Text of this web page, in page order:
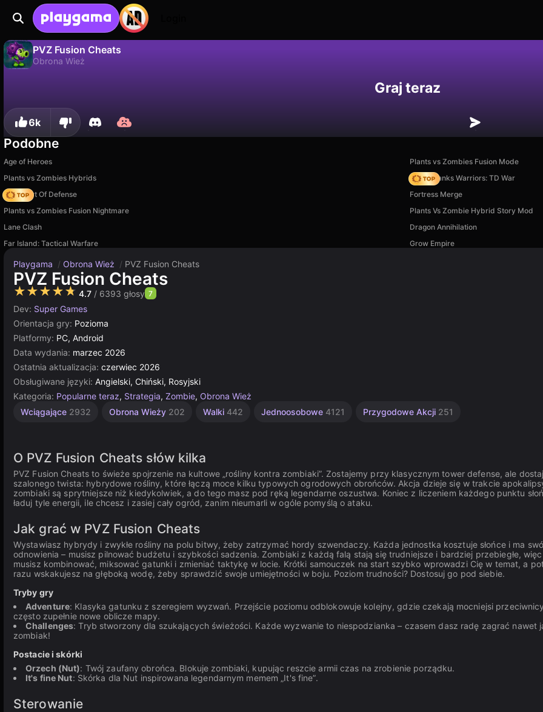
PVZ Fusion Cheats
Obrona Wież
Graj teraz
6k
Podobne
Age of Heroes
Plants vs Zombies Fusion Mode
Plants vs Zombies Hybrids
Age of Tanks Warriors: TD War
AOD - Art Of Defense
Fortress Merge
Plants vs Zombies Fusion Nightmare
Plants Vs Zombie Hybrid Story Mod
Lane Clash
Dragon Annihilation
Far Island: Tactical Warfare
Grow Empire
Playgama / Obrona Wież / PVZ Fusion Cheats
PVZ Fusion Cheats
★★★★★ 4.7 / 6393 głosy 7
Dev: Super Games
Orientacja gry: Pozioma
Platformy: PC, Android
Data wydania: marzec 2026
Ostatnia aktualizacja: czerwiec 2026
Obsługiwane języki: Angielski, Chiński, Rosyjski
Kategoria: Popularne teraz, Strategia, Zombie, Obrona Wież
Wciągające 2932 Obrona Wieży 202 Walki 442 Jednoosobowe 4121 Przygodowe Akcji 251
O PVZ Fusion Cheats słów kilka
PVZ Fusion Cheats to świeże spojrzenie na kultowe „rośliny kontra zombiaki”. Zostajemy przy klasycznym tower defense, ale
szalonego twista: hybrydowe rośliny, które łączą moce kilku typowych ogrodowych obrońców. Akcja dzieje się w trakcie
zombiaki są sprytniejsze niż kiedykolwiek, a do tego masz pod ręką legendarne oszustwa. Koniec z liczeniem każdego punktu
ładuj tyle energii, ile chcesz i zasiej cały ogród, zanim nieumarli w ogóle pomyślą o ataku.
Jak grać w PVZ Fusion Cheats
Wystawiasz hybrydy i zwykłe rośliny na polu bitwy, żeby zatrzymać hordy szwendaczy. Każda jednostka kosztuje słońce i ma
odnowienia – musisz pilnować budżetu i szybkości sadzenia. Zombiaki z każdą falą stają się trudniejsze i bardziej przebiegłe, więc
musisz kombinować, miksować gatunki i zmieniać taktykę w locie. Krótki samouczek na start szybko wprowadzi Cię w temat, a
razu wskakujesz na głęboką wodę, żeby sprawdzić swoje umiejętności w boju. Poziom trudności? Dostosuj go pod siebie.
Tryby gry
Adventure: Klasyka gatunku z szeregiem wyzwań. Przejście poziomu odblokowuje kolejny, gdzie czekają mocniejsi
często zupełnie nowe oblicze mapy.
Challenges: Tryb stworzony dla szukających świeżości. Każde wyzwanie to niespodzianka – czasem dasz radę zagrać nawet
zombiak!
Postacie i skórki
Orzech (Nut): Twój zaufany obrońca. Blokuje zombiaki, kupując reszcie armii czas na zrobienie porządku.
It's fine Nut: Skórka dla Nut inspirowana legendarnym memem „It's fine”.
Sterowanie